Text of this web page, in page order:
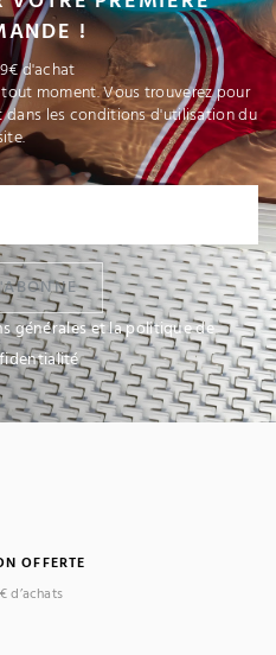
!
d'achat
moment. Vous trouverez pour
les conditions d'utilisation du
générales et la politique de
OFFERTE
d’achats